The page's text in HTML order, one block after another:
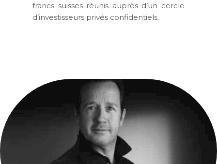
francs suisses réunis auprès d’un cercle
d’investisseurs privés confidentiels.